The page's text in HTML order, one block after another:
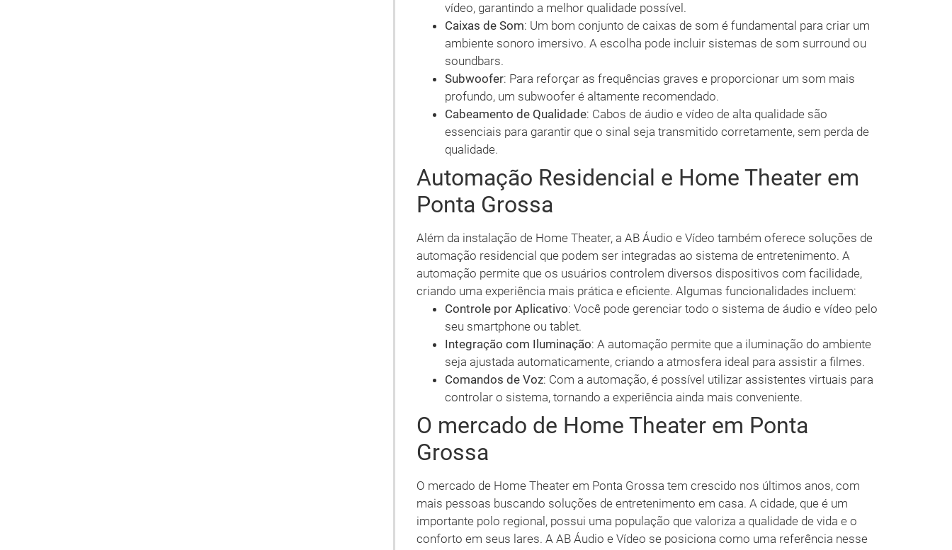
vídeo, garantindo a melhor qualidade possível.
Caixas de Som: Um bom conjunto de caixas de som é fundamental para criar um
ambiente sonoro imersivo. A escolha pode incluir sistemas de som surround ou
soundbars.
Subwoofer: Para reforçar as frequências graves e proporcionar um som mais
profundo, um subwoofer é altamente recomendado.
Cabeamento de Qualidade: Cabos de áudio e vídeo de alta qualidade são
essenciais para garantir que o sinal seja transmitido corretamente, sem perda de
qualidade.
Automação Residencial e Home Theater em
Ponta Grossa
Além da instalação de Home Theater, a AB Áudio e Vídeo também oferece soluções de
automação residencial que podem ser integradas ao sistema de entretenimento. A
automação permite que os usuários controlem diversos dispositivos com facilidade,
criando uma experiência mais prática e eficiente. Algumas funcionalidades incluem:
Controle por Aplicativo: Você pode gerenciar todo o sistema de áudio e vídeo pelo
seu smartphone ou tablet.
Integração com Iluminação: A automação permite que a iluminação do ambiente
seja ajustada automaticamente, criando a atmosfera ideal para assistir a filmes.
Comandos de Voz: Com a automação, é possível utilizar assistentes virtuais para
controlar o sistema, tornando a experiência ainda mais conveniente.
O mercado de Home Theater em Ponta
Grossa
O mercado de Home Theater em Ponta Grossa tem crescido nos últimos anos, com
mais pessoas buscando soluções de entretenimento em casa. A cidade, que é um
importante polo regional, possui uma população que valoriza a qualidade de vida e o
conforto em seus lares. A AB Áudio e Vídeo se posiciona como uma referência nesse